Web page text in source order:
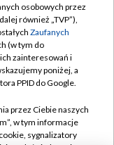
osobowych przez
również „TVP”),
Zaufanych
(w tym do
zainteresowań i
poniżej, a
PPID do Google.
przez Ciebie naszych
w tym informacje
sygnalizatory